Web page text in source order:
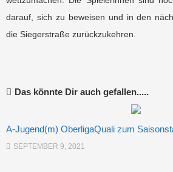
darauf, sich zu beweisen und in den
die Siegerstraße zurückzukehren.
Das könnte Dir auch gefallen.....
A-Jugend(m) OberligaQuali zum
SEPTEMBER 9, 2021